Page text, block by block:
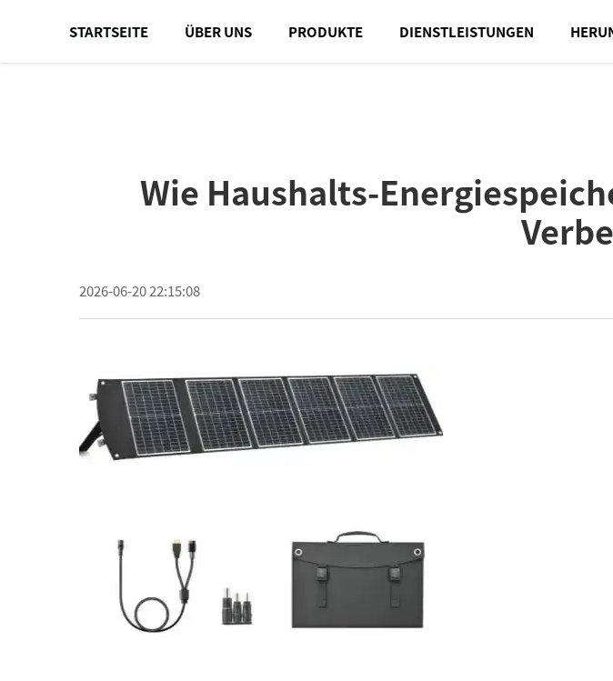
STARTSEITE ÜBER UNS PRODUKTE DIENSTLEISTUNGEN
Wie Haushalts-
2026-06-20 22:15:08